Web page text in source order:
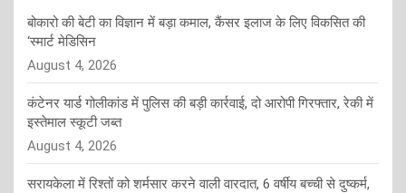
बोकारो की बेटी का विज्ञान में बड़ा कमाल, कैंसर इलाज के लिए विकसित की
‘स्मार्ट मेडिसिन
August 4, 2026
कंटेनर यार्ड गोलीकांड में पुलिस की बड़ी कार्रवाई, दो आरोपी गिरफ्तार, रेकी में
इस्तेमाल स्कूटी जब्त
August 4, 2026
सरायकेला में रिश्तों को शर्मसार करने वाली वारदात, 6 वर्षीय बच्ची से दुष्कर्म,